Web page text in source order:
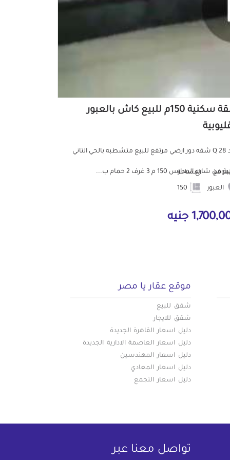
شقة سكنية 150م للبيع كاش بالعبور
كود Q 28 شقه دور ارضي مرتفع للبيع متشطبه بالحي التاني
من شارع المدارس 150 م 3 غرف 2 حمام ب...
العبور
المساحة
جنيه
موقع عقار يا مصر
شقق للبيع
شقق للايجار
دليل اسعار القاهرة الجديدة
دليل اسعار العاصمة الادارية الجديدة
دليل اسعار المهندسين
دليل اسعار المعادي
دليل اسعار التجمع
تواصل معنا عبر